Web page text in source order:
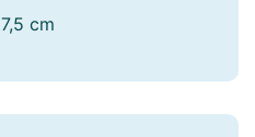
7,5 cm